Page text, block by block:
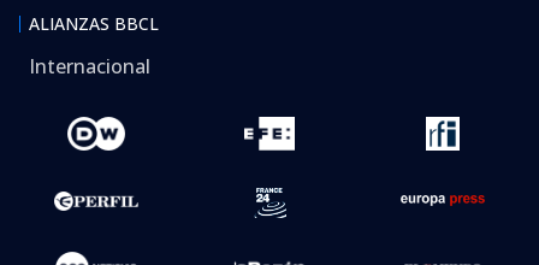
ALIANZAS BBCL
Internacional